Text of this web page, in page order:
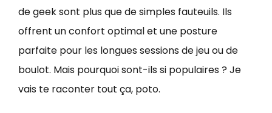
de geek sont plus que de simples fauteuils. Ils
offrent un confort optimal et une posture
parfaite pour les longues sessions de jeu ou de
boulot. Mais pourquoi sont-ils si populaires ? Je
vais te raconter tout ça, poto.